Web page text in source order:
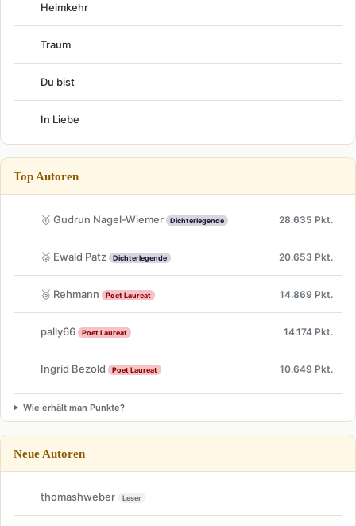
Heimkehr
Traum
Du bist
In Liebe
Top Autoren
🥇 Gudrun Nagel-Wiemer Dichterlegende 28.635 Pkt.
🥈 Ewald Patz Dichterlegende 20.653 Pkt.
🥉 Rehmann Poet Laureat 14.869 Pkt.
pally66 Poet Laureat 14.174 Pkt.
Ingrid Bezold Poet Laureat 10.649 Pkt.
Wie erhält man Punkte?
Neue Autoren
thomashweber Leser